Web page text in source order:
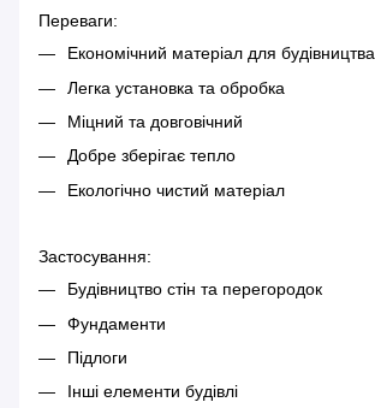
Переваги:
Економічний матеріал для будівництва
Легка установка та обробка
Міцний та довговічний
Добре зберігає тепло
Екологічно чистий матеріал
Застосування:
Будівництво стін та перегородок
Фундаменти
Підлоги
Інші елементи будівлі